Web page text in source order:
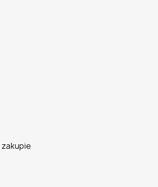
zakupie